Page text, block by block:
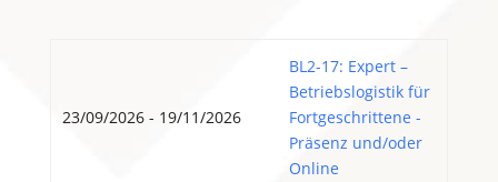
23/09/2026 - 19/11/2026
BL2-17: Expert –
Betriebslogistik für
Fortgeschrittene -
Präsenz und/oder
Online